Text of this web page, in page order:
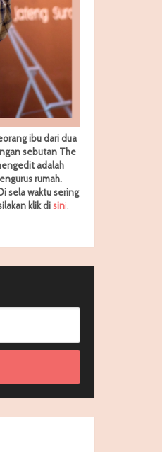
ibu dari dua
sebutan The
adalah
rumah.
sela waktu sering
klik disini